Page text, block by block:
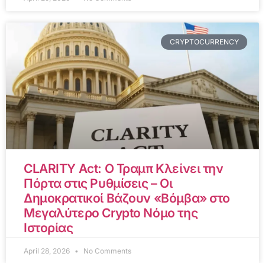
CRYPTOCURRENCY
CLARITY Act: Ο Τραμπ Κλείνει την
Πόρτα στις Ρυθμίσεις – Οι
Δημοκρατικοί Βάζουν «Βόμβα» στο
Μεγαλύτερο Crypto Νόμο της
Ιστορίας
April 28, 2026 No Comments